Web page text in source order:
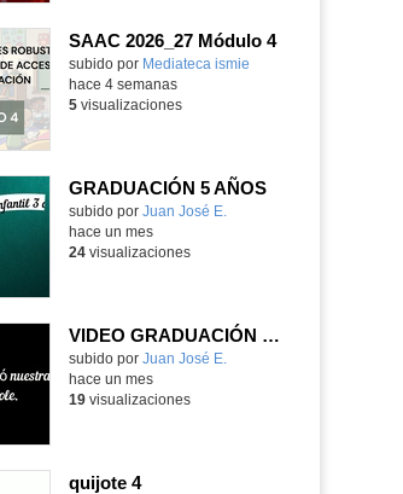
SAAC 2026_27 Módulo 4
subido por Mediateca ismie
hace 4 semanas
5visualizaciones
GRADUACIÓN 5 AÑOS
Contenido educativo.
subido por Juan José E.
hace un mes
24visualizaciones
VIDEO GRADUACIÓN SEXTO AÑOS
Contenido educativo.
subido por Juan José E.
hace un mes
19visualizaciones
quijote 4